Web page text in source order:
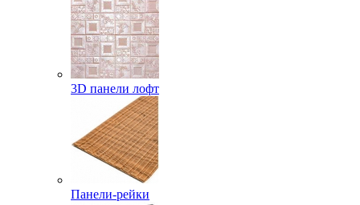
3D панели лофт
Панели-рейки